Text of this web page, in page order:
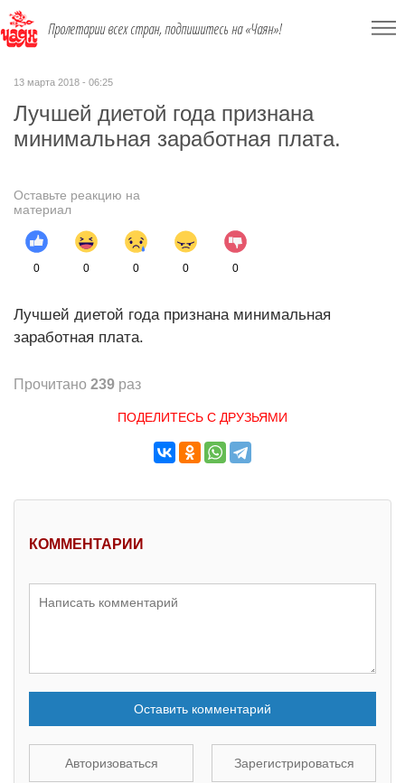
Пролетарии всех стран, подпишитесь на «Чаян»!
13 марта 2018 - 06:25
Лучшей диетой года признана
минимальная заработная плата.
Оставьте реакцию на
материал
0 0 0 0 0
Лучшей диетой года признана минимальная
заработная плата.
Прочитано 239 раз
ПОДЕЛИТЕСЬ С ДРУЗЬЯМИ
КОММЕНТАРИИ
Оставить комментарий
Авторизоваться Зарегистрироваться